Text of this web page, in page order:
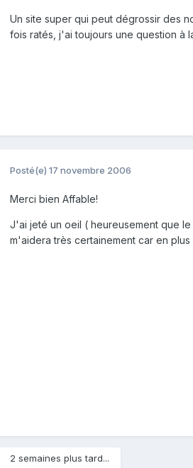
Un site super qui peut dégrossir des
fois ratés, j'ai toujours une question à
Posté(e) 17 novembre 2006
Merci bien Affable!
J'ai jeté un oeil ( heureusement que
m'aidera très certainement car en
2 semaines plus tard...